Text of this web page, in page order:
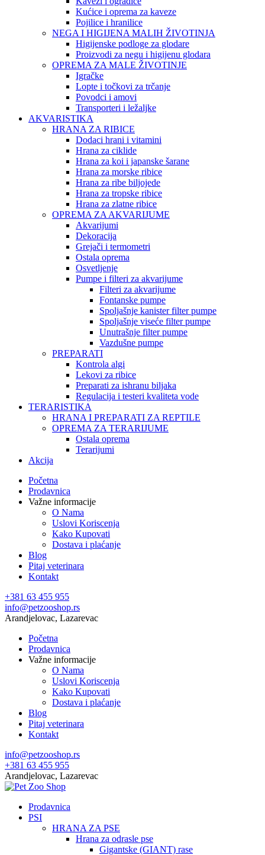
Kućice i oprema za kaveze
Pojilice i hranilice
NEGA I HIGIJENA MALIH ŽIVOTINJA
Higijenske podloge za glodare
Proizvodi za negu i higijenu glodara
OPREMA ZA MALE ŽIVOTINJE
Igračke
Lopte i točkovi za trčanje
Povodci i amovi
Transporteri i ležaljke
AKVARISTIKA
HRANA ZA RIBICE
Dodaci hrani i vitamini
Hrana za ciklide
Hrana za koi i japanske šarane
Hrana za morske ribice
Hrana za ribe biljojede
Hrana za tropske ribice
Hrana za zlatne ribice
OPREMA ZA AKVARIJUME
Akvarijumi
Dekoracija
Grejači i termometri
Ostala oprema
Osvetljenje
Pumpe i filteri za akvarijume
Filteri za akvarijume
Fontanske pumpe
Spoljašnje kanister filter pumpe
Spoljašnje viseće filter pumpe
Unutrašnje filter pumpe
Vazdušne pumpe
PREPARATI
Kontrola algi
Lekovi za ribice
Preparati za ishranu biljaka
Regulacija i testeri kvaliteta vode
TERARISTIKA
HRANA I PREPARATI ZA REPTILE
OPREMA ZA TERARIJUME
Ostala oprema
Terarijumi
Akcija
Početna
Prodavnica
Važne informacije
O Nama
Uslovi Koriscenja
Kako Kupovati
Dostava i plaćanje
Blog
Pitaj veterinara
Kontakt
+381 63 455 955
info@petzooshop.rs
Arandjelovac, Lazarevac
Početna
Prodavnica
Važne informacije
O Nama
Uslovi Koriscenja
Kako Kupovati
Dostava i plaćanje
Blog
Pitaj veterinara
Kontakt
info@petzooshop.rs
+381 63 455 955
Arandjelovac, Lazarevac
Prodavnica
PSI
HRANA ZA PSE
Hrana za odrasle pse
Gigantske (GIANT) rase